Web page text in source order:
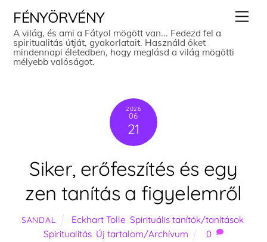
content
FÉNYÖRVÉNY
A világ, és ami a Fátyol mögött van... Fedezd fel a
spiritualitás útját, gyakorlatait. Használd őket
mindennapi életedben, hogy meglásd a világ mögötti
mélyebb valóságot.
2026
06
21
Siker, erőfeszítés és egy
zen tanítás a figyelemről
SANDAL Eckhart Tolle Spirituális tanítók/tanítások,
Spiritualitás, Új tartalom/Archívum 0